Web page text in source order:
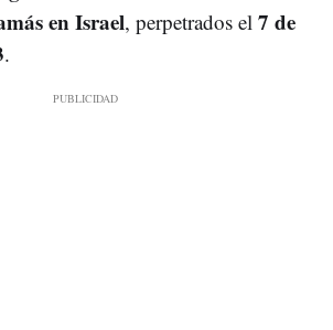
en Israel, perpetrados el 7 de
.